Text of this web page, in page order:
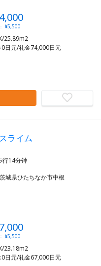
¥5,500
25.89m2
0日元/礼金74,000日元
ライム
城県ひたちなか市中根
¥5,500
23.18m2
0日元/礼金67,000日元